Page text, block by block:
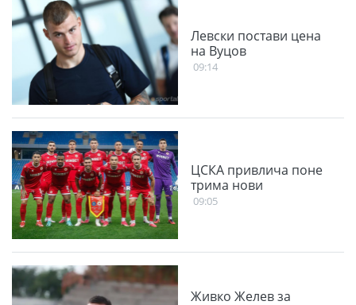
Левски постави цена
на Вуцов
09:14
ЦСКА привлича поне
трима нови
09:05
Живко Желев за